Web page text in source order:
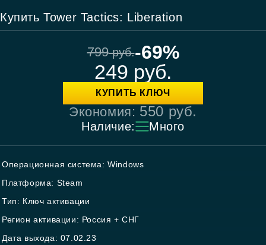
Купить Tower Tactics: Liberation
799руб.-69%
249 руб.
КУПИТЬ КЛЮЧ
Экономия: 550 руб.
Наличие: Много
Операционная система: Windows
Платформа: Steam
Тип: Ключ активации
Регион активации: Россия + СНГ
Дата выхода: 07.02.23